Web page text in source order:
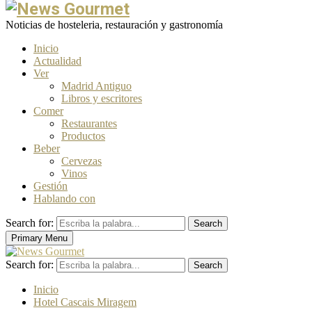
Noticias de hosteleria, restauración y gastronomía
Inicio
Actualidad
Ver
Madrid Antiguo
Libros y escritores
Comer
Restaurantes
Productos
Beber
Cervezas
Vinos
Gestión
Hablando con
Search for:
Search
Primary Menu
Search for: Search
Inicio
Hotel Cascais Miragem